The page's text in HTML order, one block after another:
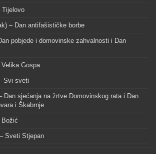
Tijelovo
– Dan antifašističke borbe
pobjede i domovinske zahvalnosti i Dan
Gospa
Svi sveti
Dan sjećanja na žrtve Domovinskog rata i Dan
i Škabrnje
Božić
Sveti Stjepan